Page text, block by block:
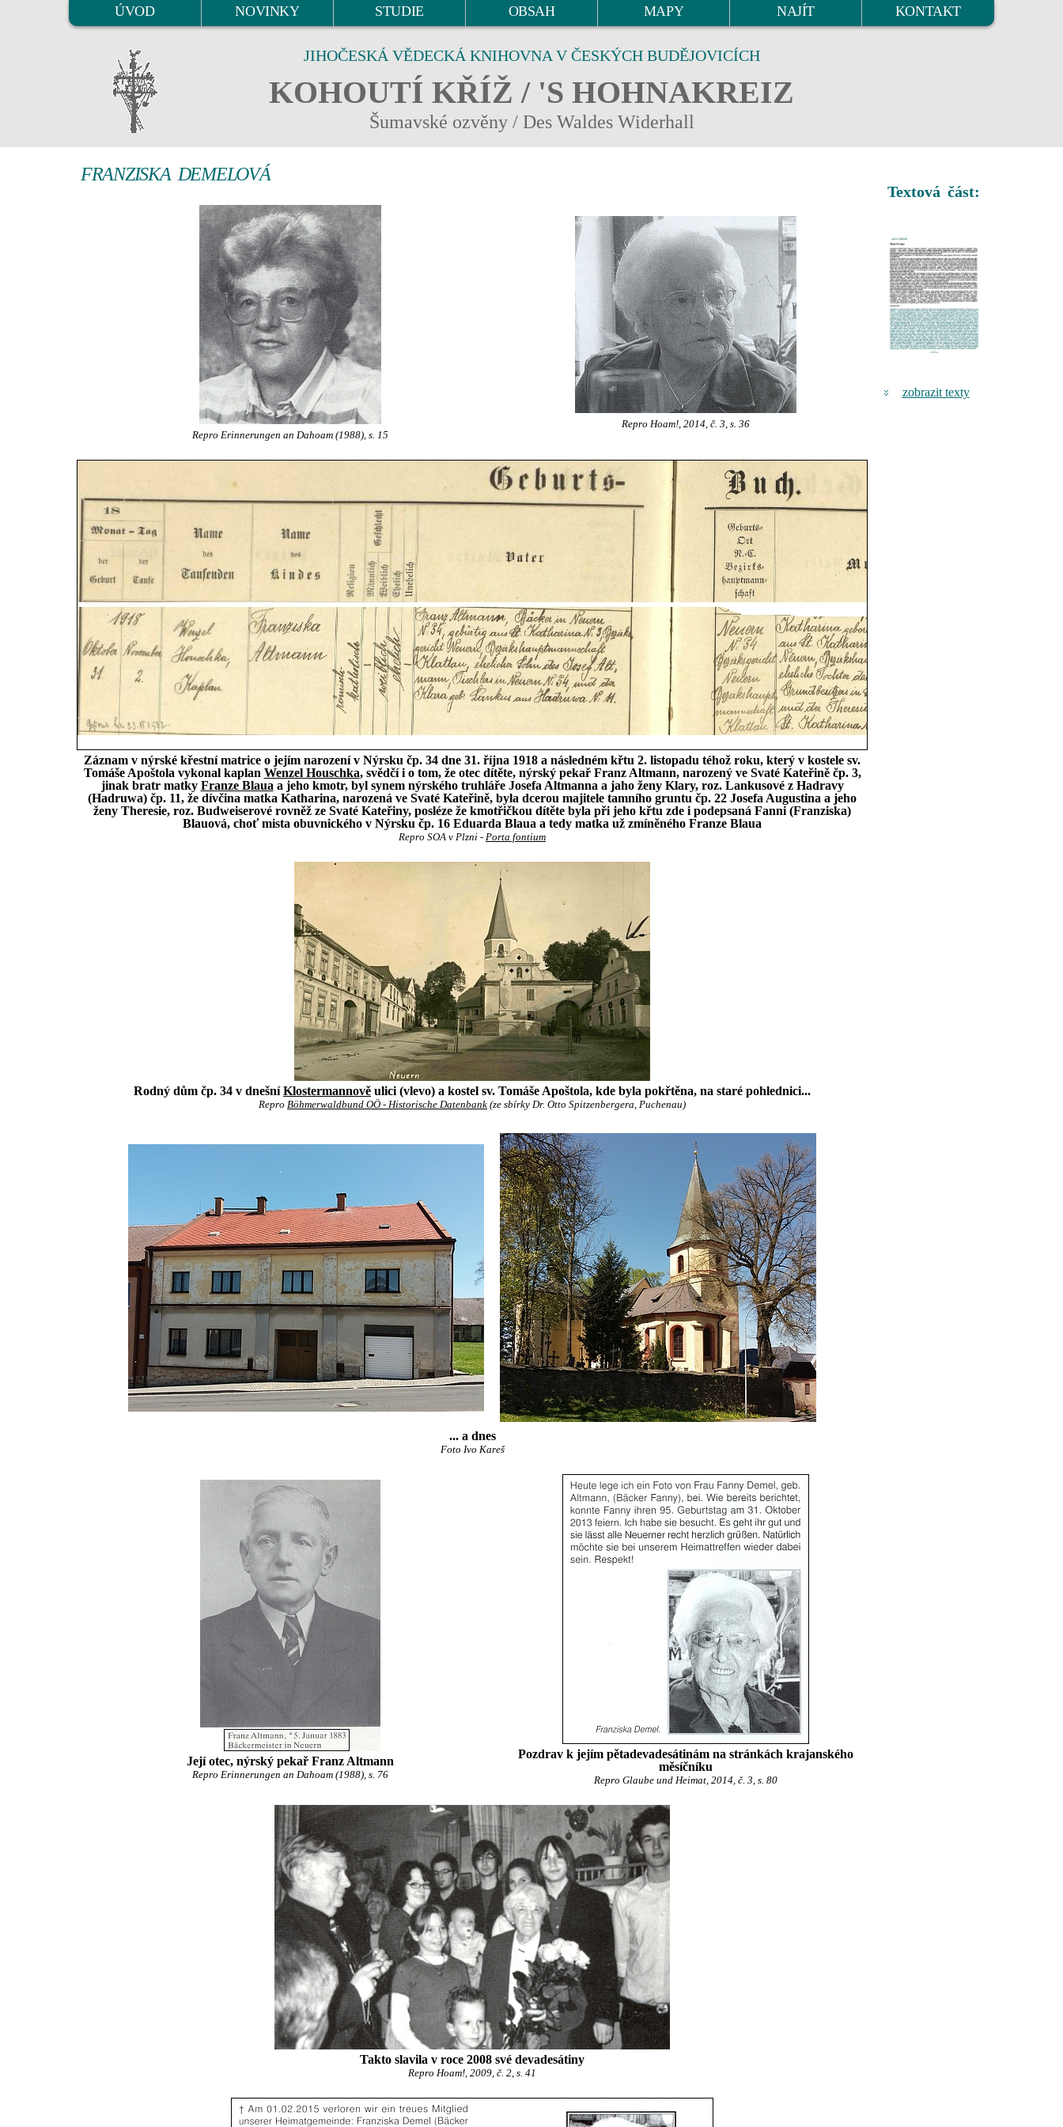
ÚVOD NOVINKY STUDIE OBSAH MAPY NAJÍT KONTAKT
JIHOČESKÁ VĚDECKÁ KNIHOVNA V ČESKÝCH BUDĚJOVICÍCH
KOHOUTÍ KŘÍŽ / 'S HOHNAKREIZ
Šumavské ozvěny / Des Waldes Widerhall
FRANZISKA DEMELOVÁ
Repro Erinnerungen an Dahoam (1988), s. 15
Repro Hoam!, 2014, č. 3, s. 36
Záznam v nýrské křestní matrice o jejím narození v Nýrsku čp. 34 dne 31. října 1918 a následném křtu 2. listopadu téhož roku, který v kostele sv.
Tomáše Apoštola vykonal kaplan Wenzel Houschka, svědčí i o tom, že otec dítěte, nýrský pekař Franz Altmann, narozený ve Svaté Kateřině čp. 3,
jinak bratr matky Franze Blaua a jeho kmotr, byl synem nýrského truhláře Josefa Altmanna a jaho ženy Klary, roz. Lankusové z Hadravy
(Hadruwa) čp. 11, že dívčina matka Katharina, narozená ve Svaté Kateřině, byla dcerou majitele tamního gruntu čp. 22 Josefa Augustina a jeho
ženy Theresie, roz. Budweiserové rovněž ze Svaté Kateřiny, posléze že kmotřičkou dítěte byla při jeho křtu zde i podepsaná Fanni (Franziska)
Blauová, choť mista obuvnického v Nýrsku čp. 16 Eduarda Blaua a tedy matka už zmíněného Franze Blaua
Repro SOA v Plzni - Porta fontium
Rodný dům čp. 34 v dnešníKlostermannově ulici (vlevo) a kostel sv. Tomáše Apoštola, kde byla pokřtěna, na staré pohlednici...
Repro Böhmerwaldbund OÖ - Historische Datenbank (ze sbírky Dr. Otto Spitzenbergera, Puchenau)
... a dnes
Foto Ivo Kareš
Její otec, nýrský pekař Franz Altmann
Repro Erinnerungen an Dahoam (1988), s. 76
Pozdrav k jejím pětadevadesátinám na stránkách krajanského
měsíčníku
Repro Glaube und Heimat, 2014, č. 3, s. 80
Takto slavila v roce 2008 své devadesátiny
Repro Hoam!, 2009, č. 2, s. 41
Textová část:
zobrazit texty